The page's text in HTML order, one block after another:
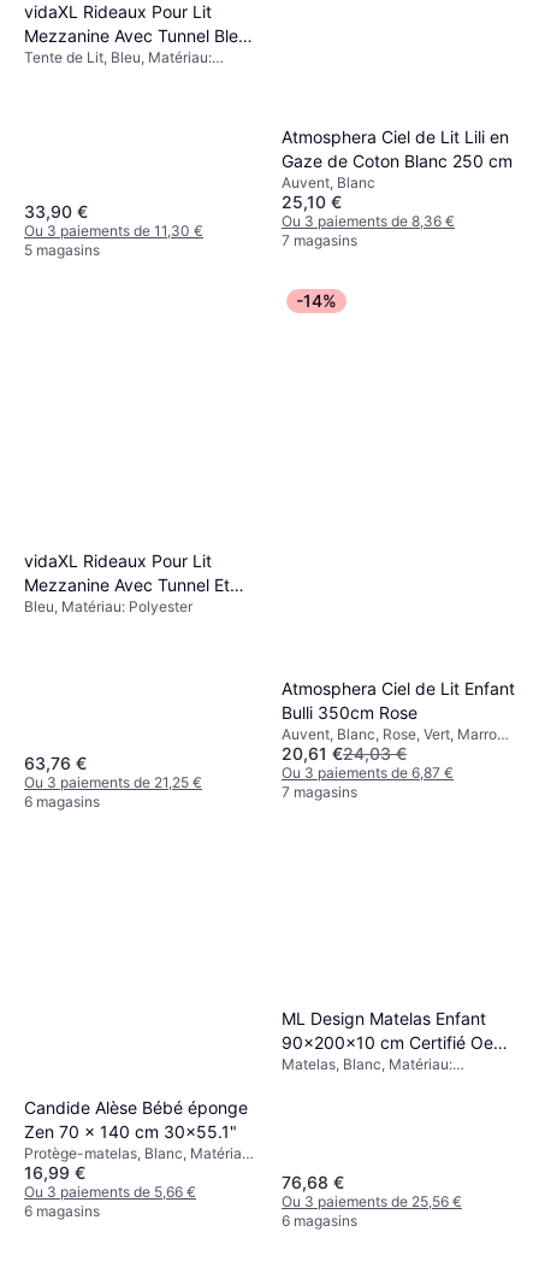
vidaXL Rideaux Pour Lit
Mezzanine Avec Tunnel Bleu
Polyester
Tente de Lit, Bleu, Matériau:
33,90 €
Ou 3 paiements de 11,30 €
5 magasins
Atmosphera Ciel de Lit Lili en
Gaze de Coton Blanc 250 cm
Auvent, Blanc
25,10 €
Ou 3 paiements de 8,36 €
7 magasins
vidaXL Rideaux Pour Lit
Mezzanine Avec Tunnel Et
Tour Bleu
Bleu, Matériau: Polyester
63,76 €
Ou 3 paiements de 21,25 €
6 magasins
-14%
Atmosphera Ciel de Lit Enfant
Bulli 350cm Rose
Auvent, Blanc, Rose, Vert, Marron,
Matériau: Coton
20,61 €24,03 €
Ou 3 paiements de 6,87 €
7 magasins
Candide Alèse Bébé éponge
Zen 70 x 140 cm 30x55.1"
Protège-matelas, Blanc, Matériau:
Bambou, Coton
16,99 €
Ou 3 paiements de 5,66 €
6 magasins
ML Design Matelas Enfant
90x200x10 cm Certifié Oeko
Tex 100 35.4x78.7"
Matelas, Blanc, Matériau:
76,68 €
Ou 3 paiements de 25,56 €
6 magasins